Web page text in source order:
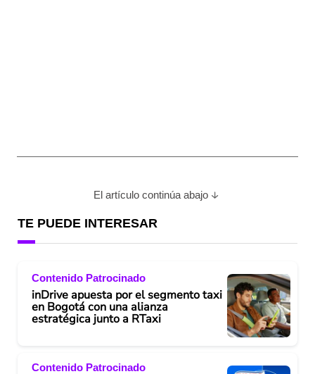
El artículo continúa abajo
TE PUEDE INTERESAR
Contenido Patrocinado
inDrive apuesta por el segmento taxi
en Bogotá con una alianza
estratégica junto a RTaxi
Contenido Patrocinado